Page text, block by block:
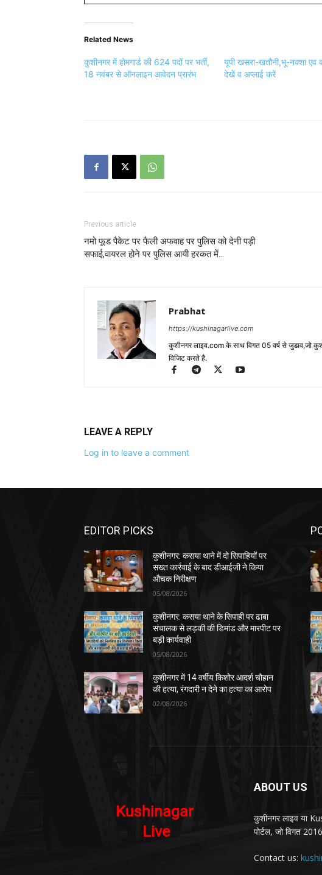
Related News
कुशीनगर में होमगार्ड की 624 पदों पर भर्ती,
18 नवंबर से ऑनलाइन आवेदन प्रारंभ
यूपी खसरा-खतौनी,भू-नक्शा एव
देखें व अप्लाई करें
Previous article
नमो फूड पैकेट पर फैली अफवाह पर पुलिस को देनी पड़ी
सफाई,वायरल होने पर पुलिस आयी हरकत में…
Prabhat
https://kushinagarlive.com
कुशीनगर लाइव.com के साथ विगत 05 वर्ष से जुडाव,जो
विजिट करते है.
LEAVE A REPLY
Log in to leave a comment
EDITOR PICKS
कुशीनगर: कसया थाने में दो सिपाहियों पर
सख्त कार्रवाई के बाद डीआईजी ने किया
औचक निरीक्षण
05/08/2026
कुशीनगर: कसया थाने के सिपाही पर ढाबा
संचालक से लड़की की डिमांड और मारपीट पर
बड़ी कार्यवाही
05/08/2026
कुशीनगर में 14 वर्षीय किशोर आदर्श चौहान
की हत्या, रंगदारी न देने का हत्या का आरोप
02/08/2026
ABOUT US
कुशीनगर लाइव या
पोर्टल, जो विगत
Contact us: